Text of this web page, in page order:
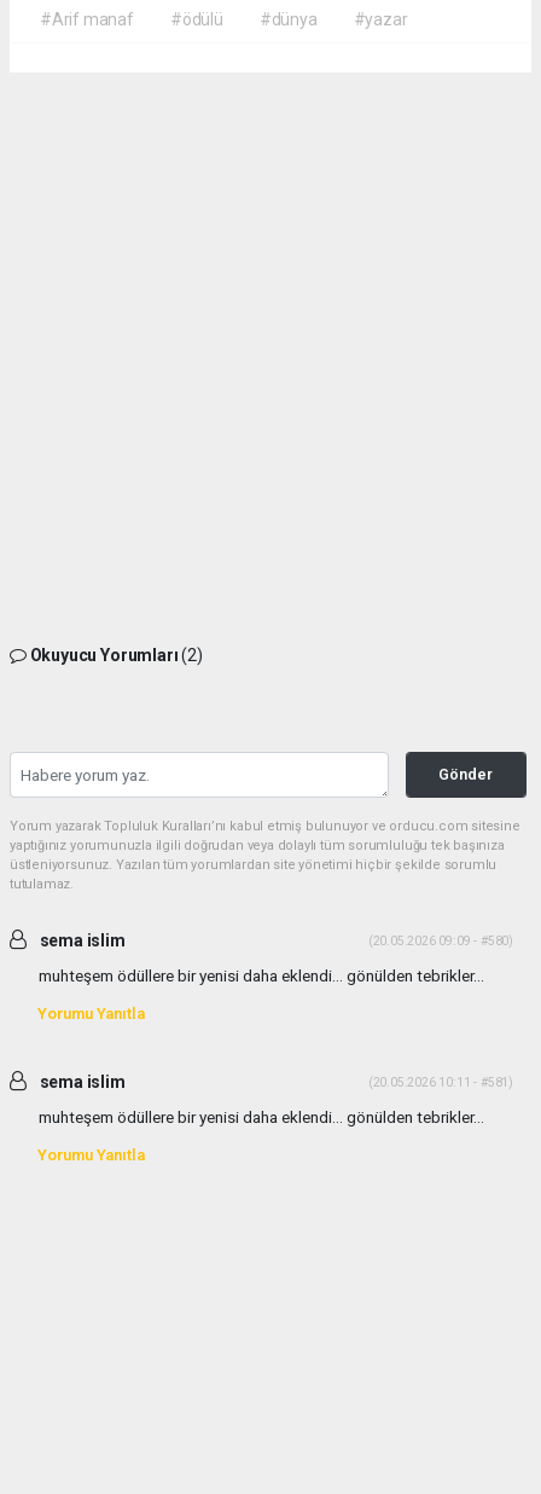
#Arif manaf #ödülü #dünya #yazar
Okuyucu Yorumları(2)
Gönder
Yorum yazarak Topluluk Kuralları’nı kabul etmiş bulunuyor ve orducu.com sitesine
yaptığınız yorumunuzla ilgili doğrudan veya dolaylı tüm sorumluluğu tek başınıza
üstleniyorsunuz. Yazılan tüm yorumlardan site yönetimi hiçbir şekilde sorumlu
tutulamaz.
sema islim (20.05.2026 09:09 - #580)
muhteşem ödüllere bir yenisi daha eklendi... gönülden tebrikler...
Yorumu Yanıtla
sema islim (20.05.2026 10:11 - #581)
muhteşem ödüllere bir yenisi daha eklendi... gönülden tebrikler...
Yorumu Yanıtla